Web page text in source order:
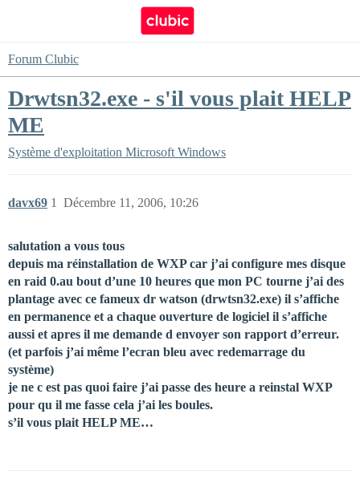
Forum Clubic
Drwtsn32.exe - s'il vous plait HELP
ME
Système d'exploitation Microsoft Windows
davx69 Décembre 11, 2006, 10:26
1
salutation a vous tous
depuis ma réinstallation de WXP car j’ai configure mes disque
en raid 0.au bout d’une 10 heures que mon PC tourne j’ai des
plantage avec ce fameux dr watson (drwtsn32.exe) il s’affiche
en permanence et a chaque ouverture de logiciel il s’affiche
aussi et apres il me demande d envoyer son rapport d’erreur.
(et parfois j’ai même l’ecran bleu avec redemarrage du
système)
je ne c est pas quoi faire j’ai passe des heure a reinstal WXP
pour qu il me fasse cela j’ai les boules.
s’il vous plait HELP ME…